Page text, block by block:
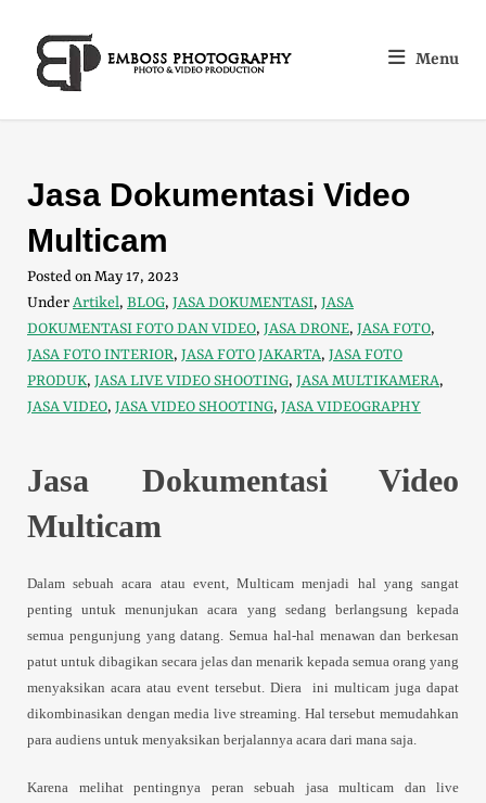
Menu
Jasa Dokumentasi Video
Multicam
Posted onMay 17, 2023
UnderArtikel, BLOG, JASA DOKUMENTASI, JASA
DOKUMENTASI FOTO DAN VIDEO, JASA DRONE, JASA FOTO,
JASA FOTO INTERIOR, JASA FOTO JAKARTA, JASA FOTO
PRODUK, JASA LIVE VIDEO SHOOTING, JASA MULTIKAMERA,
JASA VIDEO, JASA VIDEO SHOOTING, JASA VIDEOGRAPHY
Jasa Dokumentasi Video
Multicam
Dalam sebuah acara atau event, Multicam menjadi hal yang sangat
penting untuk menunjukan acara yang sedang berlangsung kepada
semua pengunjung yang datang. Semua hal-hal menawan dan berkesan
patut untuk dibagikan secara jelas dan menarik kepada semua orang yang
menyaksikan acara atau event tersebut. Diera ini multicam juga dapat
dikombinasikan dengan media live streaming. Hal tersebut memudahkan
para audiens untuk menyaksikan berjalannya acara dari mana saja.
Karena melihat pentingnya peran sebuah jasa multicam dan live